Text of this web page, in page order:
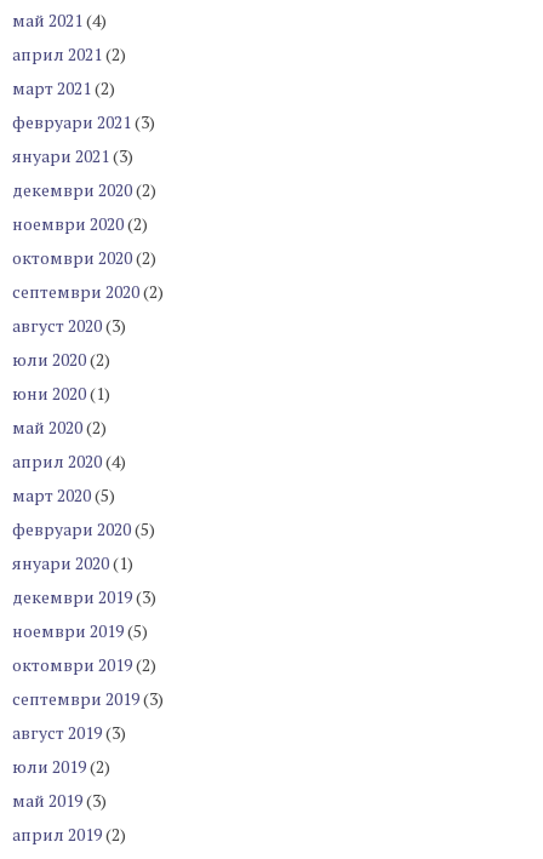
май 2021(4)
април 2021(2)
март 2021(2)
февруари 2021(3)
януари 2021(3)
декември 2020(2)
ноември 2020(2)
октомври 2020(2)
септември 2020(2)
август 2020(3)
юли 2020(2)
юни 2020(1)
май 2020(2)
април 2020(4)
март 2020(5)
февруари 2020(5)
януари 2020(1)
декември 2019(3)
ноември 2019(5)
октомври 2019(2)
септември 2019(3)
август 2019(3)
юли 2019(2)
май 2019(3)
април 2019(2)